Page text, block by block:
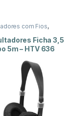
com Fios,
Ficha 3,5
5m – HTV 636